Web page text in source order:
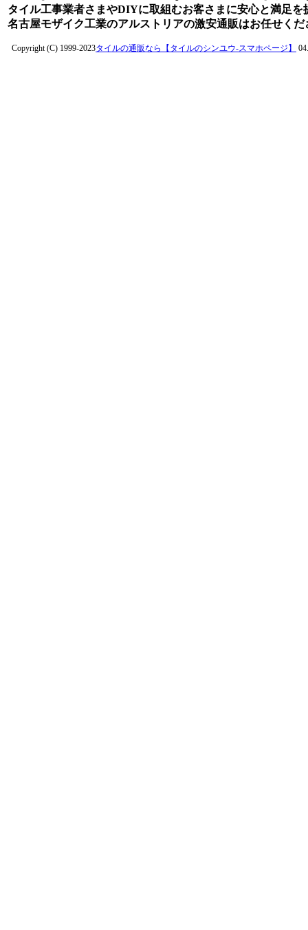
タイル工事業者さまやDIYに取組むお客さまに安心と満足を
名古屋モザイク工業のアルストリアの激安通販はお任せくだ
Copyright (C) 1999-2023タイルの通販なら【タイルのシンユウ-スマホページ】